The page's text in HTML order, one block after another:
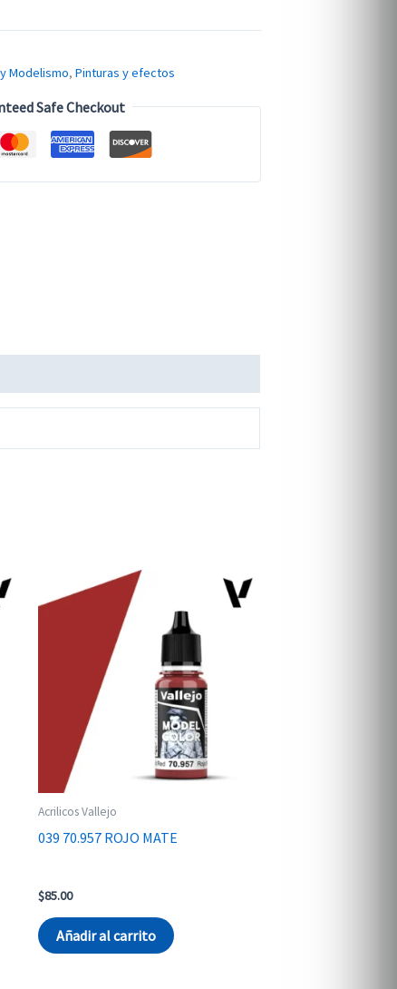
Modelismo, Pinturas y efectos
Safe Checkout
Acrilicos Vallejo
039 70.957 ROJO MATE
$85.00
Añadir al carrito